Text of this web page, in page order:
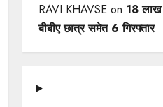
RAVI KHAVSEon 18 लाख
बीबीए छात्र समेत 6 गिरफ्तार